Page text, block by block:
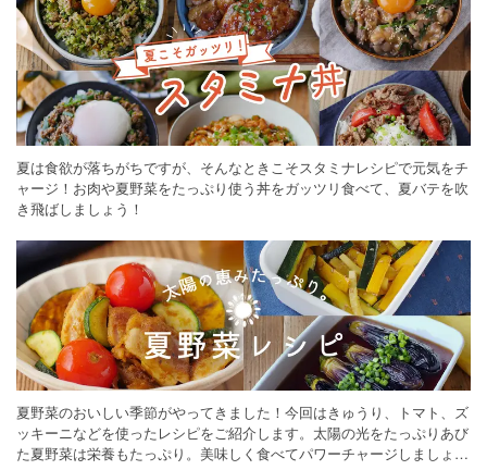
夏は食欲が落ちがちですが、そんなときこそスタミナレシピで元気をチ
ャージ！お肉や夏野菜をたっぷり使う丼をガッツリ食べて、夏バテを吹
き飛ばしましょう！
夏野菜のおいしい季節がやってきました！今回はきゅうり、トマト、ズ
ッキーニなどを使ったレシピをご紹介します。太陽の光をたっぷりあび
た夏野菜は栄養もたっぷり。美味しく食べてパワーチャージしましょう